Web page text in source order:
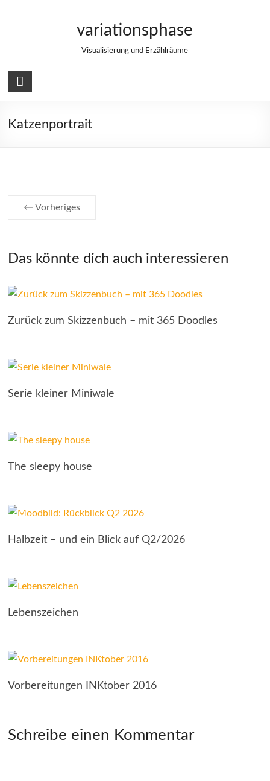
variationsphase
Visualisierung und Erzählräume
Katzenportrait
← Vorheriges
Das könnte dich auch interessieren
Zurück zum Skizzenbuch – mit 365 Doodles
Serie kleiner Miniwale
The sleepy house
Halbzeit – und ein Blick auf Q2/2026
Lebenszeichen
Vorbereitungen INKtober 2016
Schreibe einen Kommentar